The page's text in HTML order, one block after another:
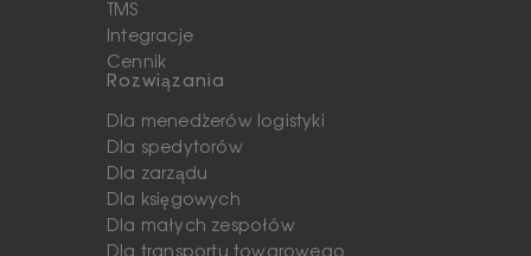
TMS
Integracje
Cennik
Rozwiązania
Dla menedżerów logistyki
Dla spedytorów
Dla zarządu
Dla księgowych
Dla małych zespołów
Dla transportu towarowego